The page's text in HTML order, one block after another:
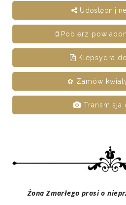
Udostępnij
Pobierz
Klepsydra
✿ Zamów
Transmisja
Żona Zmarłego prosi o